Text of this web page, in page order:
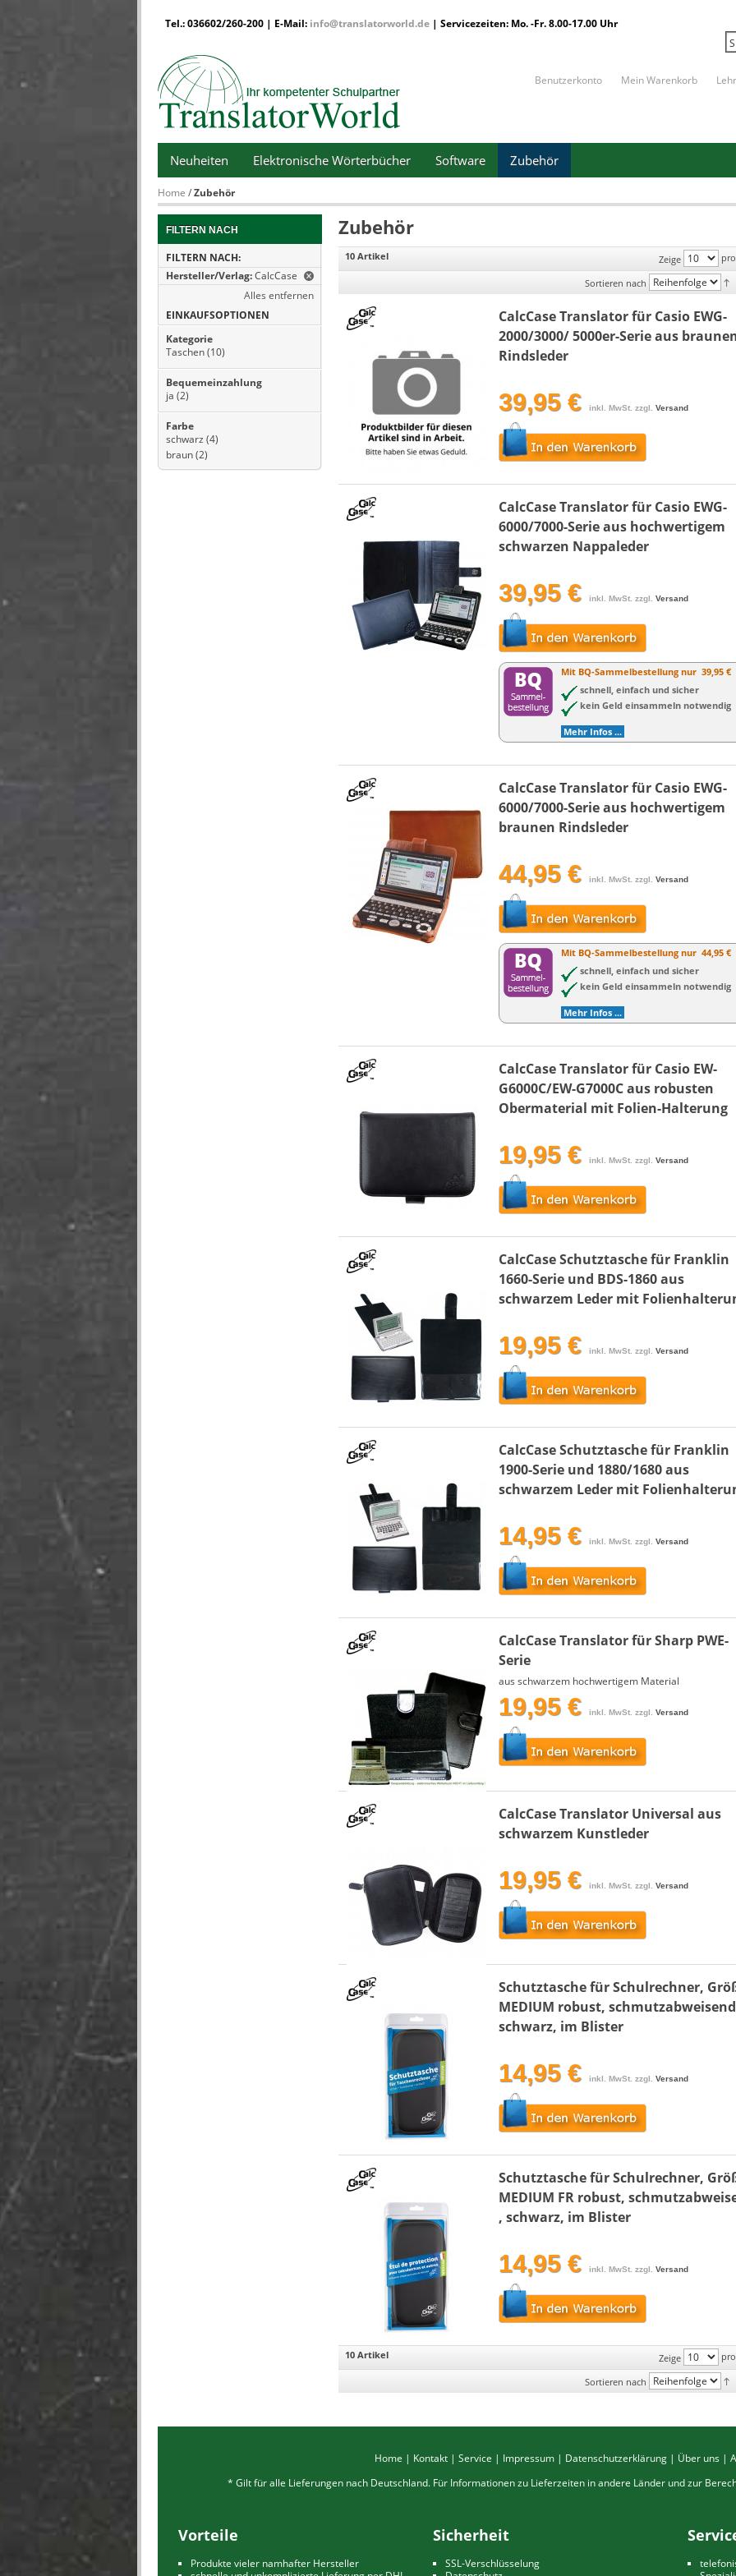
Tel.: 036602/260-200 | E-Mail: info@translatorworld.de | Servicezeiten: Mo. -Fr. 8.00-17.00 Uhr
Benutzerkonto Mein Warenkorb
Neuheiten Elektronische Wörterbücher Software Zubehör
Home /Zubehör
FILTERN NACH
FILTERN NACH:
Hersteller/Verlag:CalcCase
Alles entfernen
EINKAUFSOPTIONEN
Kategorie
Taschen(10)
Bequemeinzahlung
ja (2)
Farbe
schwarz (4)
braun(2)
Zubehör
10 Artikel Zeige
Sortieren nach
CalcCase Translator für Casio EWG-
2000/3000/ 5000er-Serie aus
Rindsleder
39,95 € inkl. MwSt. zzgl. Versand
CalcCase Translator für Casio EWG-
6000/7000-Serie aus hochwertigem
schwarzen Nappaleder
39,95 € inkl. MwSt. zzgl. Versand
Mit BQ-Sammelbestellung nur 39,95 €
schnell, einfach und sicher
kein Geld einsammeln notwendig
Mehr Infos ...
CalcCase Translator für Casio EWG-
6000/7000-Serie aus hochwertigem
braunen Rindsleder
44,95 € inkl. MwSt. zzgl. Versand
Mit BQ-Sammelbestellung nur 44,95 €
schnell, einfach und sicher
kein Geld einsammeln notwendig
Mehr Infos ...
CalcCase Translator für Casio EW-
G6000C/EW-G7000C aus robusten
Obermaterial mit Folien-Halterung
19,95 € inkl. MwSt. zzgl. Versand
CalcCase Schutztasche für Franklin
1660-Serie und BDS-1860 aus
schwarzem Leder mit
19,95 € inkl. MwSt. zzgl. Versand
CalcCase Schutztasche für Franklin
1900-Serie und 1880/1680 aus
schwarzem Leder mit
14,95 € inkl. MwSt. zzgl. Versand
CalcCase Translator für Sharp PWE-
Serie
aus schwarzem hochwertigem Material
19,95 € inkl. MwSt. zzgl. Versand
CalcCase Translator Universal aus
schwarzem Kunstleder
19,95 € inkl. MwSt. zzgl. Versand
Schutztasche für Schulrechner,
MEDIUM robust,
schwarz, im Blister
14,95 € inkl. MwSt. zzgl. Versand
Schutztasche für Schulrechner,
MEDIUM FR robust,
, schwarz, im Blister
14,95 € inkl. MwSt. zzgl. Versand
10 Artikel Zeige
Sortieren nach
Home | Kontakt| Service | Impressum| Datenschutzerklärung| Über uns|
* Gilt für alle Lieferungen nach Deutschland. Für Informationen zu Lieferzeiten in andere Länder und zur
Vorteile
Produkte vieler namhafter Hersteller
Sicherheit
SSL-Verschlüsselung